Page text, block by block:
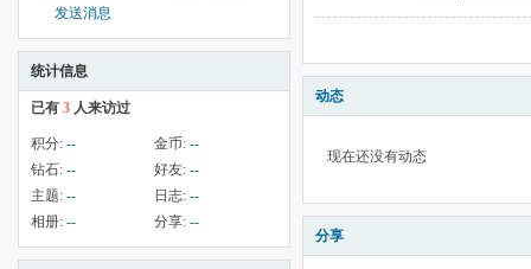
发送消息
统计信息
已有 3 人来访过
积分: -- 金币: --
钻石: -- 好友: --
主题: -- 日志: --
相册: -- 分享: --
动态
现在还没有动态
分享